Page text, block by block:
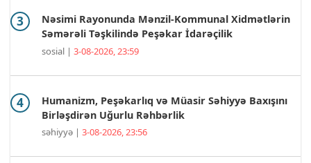
Nəsimi Rayonunda Mənzil-Kommunal Xidmətlərin
Səmərəli Təşkilində Peşəkar İdarəçilik
sosial | 3-08-2026, 23:59
Humanizm, Peşəkarlıq və Müasir Səhiyyə Baxışını
Birləşdirən Uğurlu Rəhbərlik
səhiyyə | 3-08-2026, 23:56